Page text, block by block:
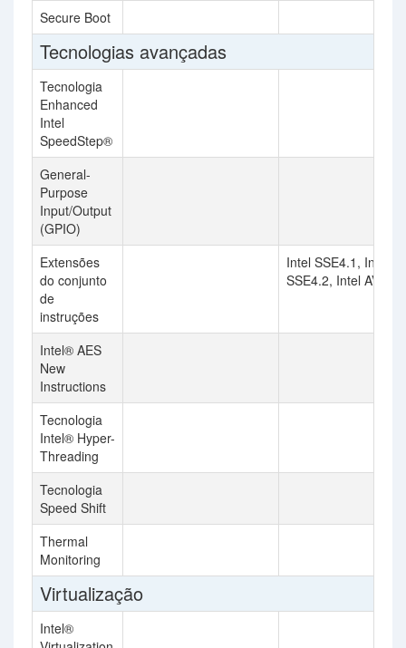
Secure Boot
Tecnologias avançadas
Tecnologia
Enhanced
Intel
SpeedStep®
General-
Purpose
Input/Output
(GPIO)
Extensões
do conjunto
de
instruções
Intel SSE4.1, Intel
SSE4.2, Intel AVX2
Intel® AES
New
Instructions
Tecnologia
Intel® Hyper-
Threading
Tecnologia
Speed Shift
Thermal
Monitoring
Virtualização
Intel®